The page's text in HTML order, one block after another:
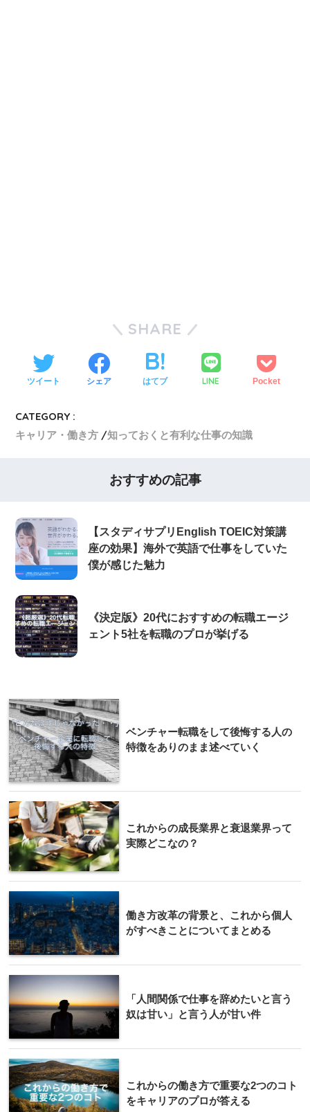
SHARE
ツイート シェア はてブ LINE Pocket
CATEGORY :
キャリア・働き方
知っておくと有利な仕事の知識
おすすめの記事
【スタディサプリEnglish TOEIC対策講
座の効果】海外で英語で仕事をしていた
僕が感じた魅力
《決定版》20代におすすめの転職エージ
ェント5社を転職のプロが挙げる
ベンチャー転職をして後悔する人の
特徴をありのまま述べていく
これからの成長業界と衰退業界って
実際どこなの？
働き方改革の背景と、これから個人
がすべきことについてまとめる
「人間関係で仕事を辞めたいと言う
奴は甘い」と言う人が甘い件
これからの働き方で重要な2つのコト
をキャリアのプロが答える